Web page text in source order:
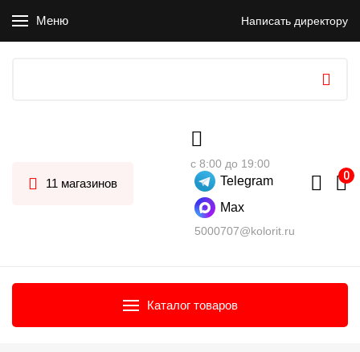
Меню Написать директору
11 магазинов
с 8:00 до 19:00
Telegram
Max
5000707@kolorit.ru
Каталог товаров